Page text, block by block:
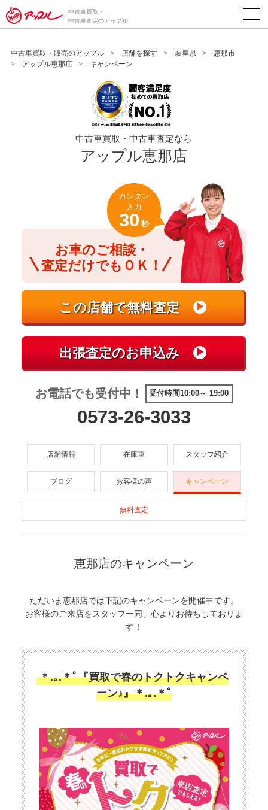
/*ABテスト_新規査定フォームの為のCVボタン*/
中古車買取・
中古車査定のアップル
中古車買取・販売のアップル 店舗を探す 岐阜県
恵那市
アップル恵那店
キャンペーン
中古車買取・中古車査定なら
アップル恵那店
お車のご相談・
査定だけでもＯＫ！
カンタン
入力
30 秒
お電話でも受付中！ 受付時間10:00～ 19:00
0573-26-3033
店舗情報 在庫車 スタッフ紹介
ブログ お客様の声 キャンペーン
無料査定
恵那店のキャンペーン
ただいま恵那店では下記のキャンペーンを開催中です。
お客様のご来店をスタッフ一同、心よりお待ちしておりま
す！
＊.｡.＊ﾟ『買取で春のトクトクキャンペ
ーン♪』＊.｡.＊ﾟ